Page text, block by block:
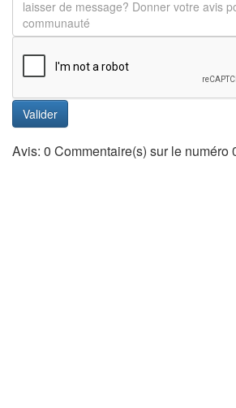
Valider
Avis: 0 Commentaire(s) sur le numéro